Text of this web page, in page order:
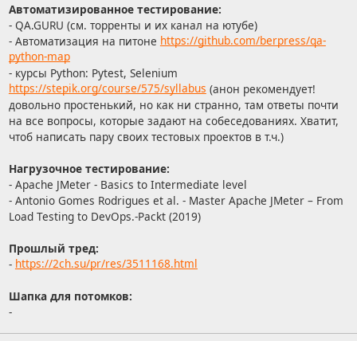
Автоматизированное тестирование:
- QA.GURU (см. торренты и их канал на ютубе)
- Автоматизация на питоне https://github.com/berpress/qa-
python-map
- курсы Python: Pytest, Selenium
https://stepik.org/course/575/syllabus (анон рекомендует!
довольно простенький, но как ни странно, там ответы почти
на все вопросы, которые задают на собеседованиях. Хватит,
чтоб написать пару своих тестовых проектов в т.ч.)
Нагрузочное тестирование:
- Apache JMeter - Basics to Intermediate level
- Antonio Gomes Rodrigues et al. - Master Apache JMeter – From
Load Testing to DevOps.-Packt (2019)
Прошлый тред:
- https://2ch.su/pr/res/3511168.html
Шапка для потомков:
-